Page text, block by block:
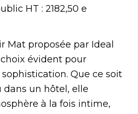
HT : 2182,50 e
Mat proposée par Ideal
évident pour
Que ce soit
un hôtel, elle
à la fois intime,